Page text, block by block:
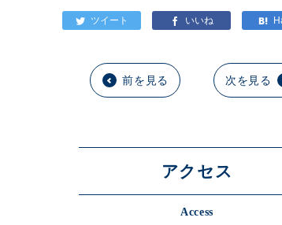
前を見る 次を見る
アクセス
Access